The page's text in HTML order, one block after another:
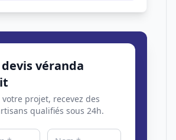
véranda
votre projet, recevez des
qualifiés sous 24h.